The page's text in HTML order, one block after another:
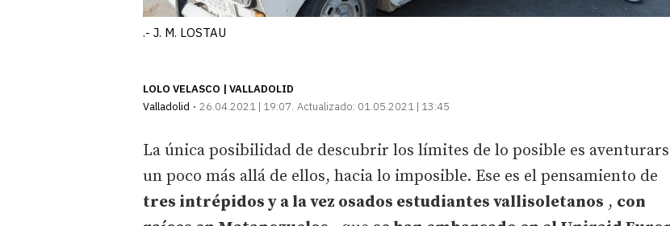
.- J. M. LOSTAU
LOLO VELASCO | VALLADOLID
Valladolid
26.04.2021 | 19:07 Actualizado: 01.05.2021 | 13:45
La única posibilidad de descubrir los límites de lo posible es
un poco más allá de ellos, hacia lo imposible. Ese es el pensamiento de
tres intrépidos y a la vez osados estudiantes vallisoletanos , con